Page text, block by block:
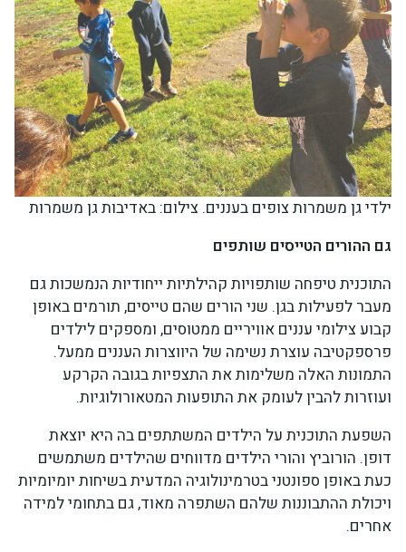
ילדי גן משמרות צופים בעננים. צילום: באדיבות גן משמרות
גם ההורים הטייסים שותפים
התוכנית טיפחה שותפויות קהילתיות ייחודיות הנמשכות גם
מעבר לפעילות בגן. שני הורים שהם טייסים, תורמים באופן
קבוע צילומי עננים אוויריים ממטוסים, ומספקים לילדים
פרספקטיבה עוצרת נשימה של היווצרות העננים ממעל.
התמונות האלה משלימות את התצפיות בגובה הקרקע
ועוזרות להבין לעומק את התופעות המטאורולוגיות.
השפעת התוכנית על הילדים המשתתפים בה היא יוצאת
דופן. הורוביץ והורי הילדים מדווחים שהילדים משתמשים
כעת באופן ספונטני בטרמינולוגיה המדעית בשיחות יומיומיות
ויכולת ההתבוננות שלהם השתפרה מאוד, גם בתחומי למידה
אחרים.